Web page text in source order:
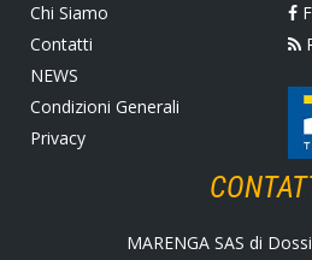
Chi Siamo
Contatti
NEWS
Condizioni Generali
Privacy
MARENGA SAS di